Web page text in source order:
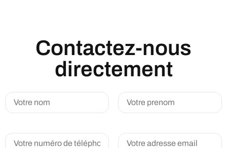
Contactez-nous
directement